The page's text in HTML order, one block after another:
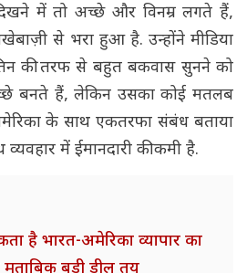
में तो अच्छे और विनम्र लगते हैं,
से भरा हुआ है. उन्होंने मीडिया
की तरफ से बहुत बकवास सुनने को
बनते हैं, लेकिन उसका कोई मतलब
के साथ एकतरफा संबंध बताया
में ईमानदारी की कमी है.
है भारत-अमेरिका व्यापार का